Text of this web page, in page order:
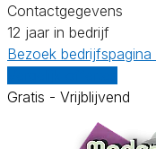
Contactgegevens
12 jaar in bedrijf
Bezoek bedrijfspagina
Gratis - Vrijblijvend